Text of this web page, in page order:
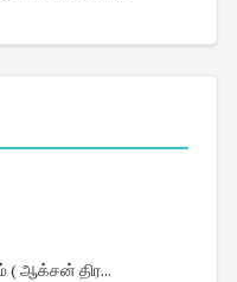
( ஆக்சன் திர...